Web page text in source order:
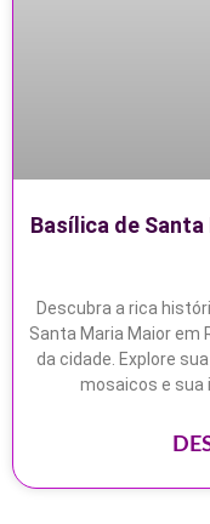
Basílica de
Descubra a rica
Santa Maria Maior em
da cidade. Explore
mosaicos e sua